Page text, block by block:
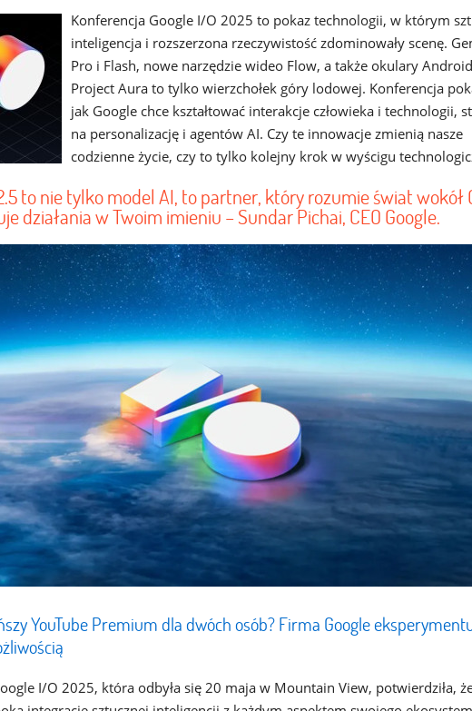
Konferencja Google I/O 2025 to pokaz technologii, w którym
inteligencja i rozszerzona rzeczywistość zdominowały scenę.
Pro i Flash, nowe narzędzie wideo Flow, a także okulary
Project Aura to tylko wierzchołek góry lodowej. Konferencja
jak Google chce kształtować interakcje człowieka i technologii,
na personalizację i agentów AI. Czy te innowacje zmienią nasze
codzienne życie, czy to tylko kolejny krok w wyścigu
to nie tylko model AI, to partner, który rozumie świat wokół
działania w Twoim imieniu – Sundar Pichai, CEO Google.
YouTube Premium dla dwóch osób? Firma Google
I/O 2025, która odbyła się 20 maja w Mountain View, potwierdziła,